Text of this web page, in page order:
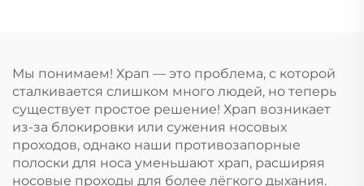
остановки дыхания
ртом во сне Лента
для рта
Мы понимаем! Храп — это проблема, с которой
сталкивается слишком много людей, но теперь
существует простое решение! Храп возникает
из-за блокировки или сужения носовых
проходов, однако наши противозапорные
полоски для носа уменьшают храп, расширяя
носовые проходы для более лёгкого дыхания.